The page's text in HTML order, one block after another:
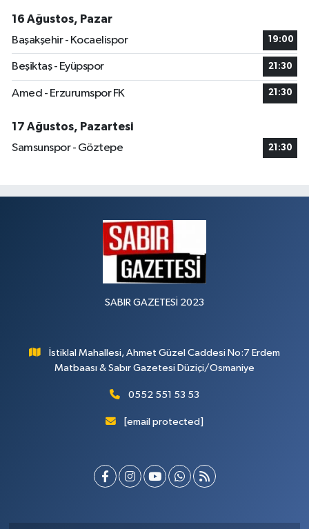
16 Ağustos, Pazar
Başakşehir - Kocaelispor
19:00
Beşiktaş - Eyüpspor 21:30
Amed - Erzurumspor FK 21:30
17 Ağustos, Pazartesi
Samsunspor - Göztepe
21:30
SABIR GAZETESİ 2023
İstiklal Mahallesi, Ahmet Güzel Caddesi No:7 Erdem
Matbaası & Sabır Gazetesi Düziçi/Osmaniye
0552 551 53 53
[email protected]